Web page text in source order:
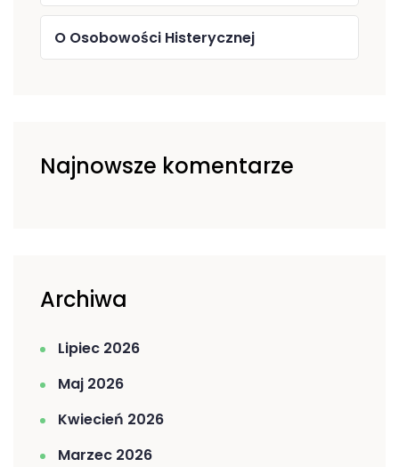
O Osobowości Histerycznej
Najnowsze komentarze
Archiwa
Lipiec 2026
Maj 2026
Kwiecień 2026
Marzec 2026